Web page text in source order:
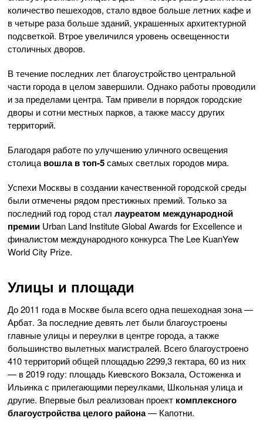
количество пешеходов, стало вдвое больше летних кафе и
в четыре раза больше зданий, украшенных архитектурной
подсветкой. Втрое увеличился уровень освещенности
столичных дворов.
В течение последних лет благоустройство центральной
части города в целом завершили. Однако работы проводили
и за пределами центра. Там привели в порядок городские
дворы и сотни местных парков, а также массу других
территорий.
Благодаря работе по улучшению уличного освещения
столица вошла в топ-5самых светлых городов мира.
Успехи Москвы в создании качественной городской среды
были отмечены рядом престижных премий. Только за
последний год город стал лауреатом международной
премии Urban Land Institute Global Awards for Excellence и
финалистом международного конкурса The Lee KuanYew
World City Prize.
Улицы и площади
До 2011 года в Москве была всего одна пешеходная зона —
Арбат. За последние девять лет были благоустроены
главные улицы и переулки в центре города, а также
большинство вылетных магистралей. Всего благоустроено
410 территорий общей площадью 2299,3 гектара, 60 из них
— в 2019 году: площадь Киевского Вокзала, Остоженка и
Ильинка с прилегающими переулками, Школьная улица и
другие. Впервые был реализован проект комплексного
благоустройства целого района— Капотни.